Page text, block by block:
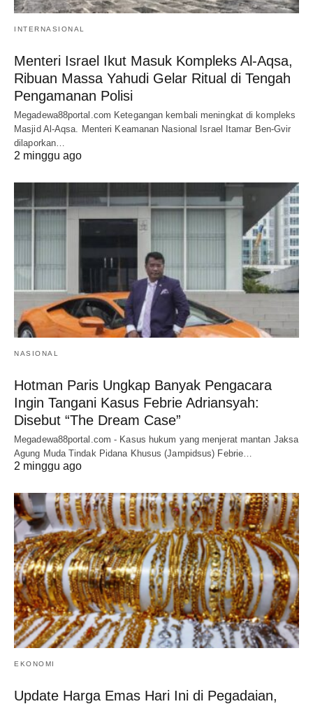
INTERNASIONAL
Menteri Israel Ikut Masuk Kompleks Al-Aqsa,
Ribuan Massa Yahudi Gelar Ritual di Tengah
Pengamanan Polisi
Megadewa88portal.com Ketegangan kembali meningkat di kompleks
Masjid Al-Aqsa. Menteri Keamanan Nasional Israel Itamar Ben-Gvir
dilaporkan…
2 minggu ago
NASIONAL
Hotman Paris Ungkap Banyak Pengacara
Ingin Tangani Kasus Febrie Adriansyah:
Disebut “The Dream Case”
Megadewa88portal.com - Kasus hukum yang menjerat mantan Jaksa
Agung Muda Tindak Pidana Khusus (Jampidsus) Febrie…
2 minggu ago
EKONOMI
Update Harga Emas Hari Ini di Pegadaian,